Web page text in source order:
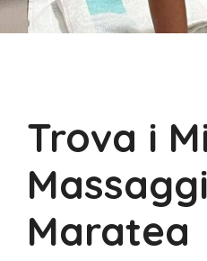
Trova i
Maratea